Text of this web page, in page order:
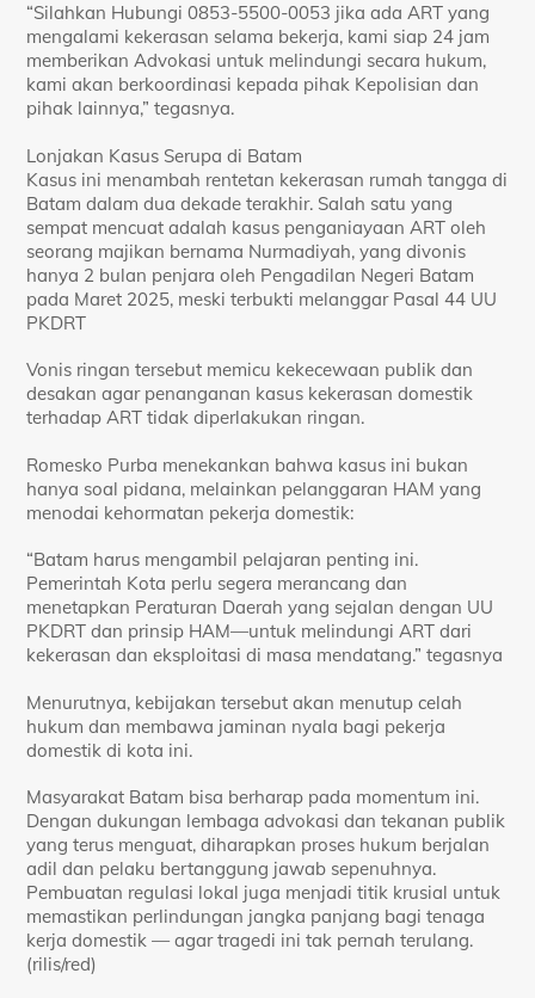
“Silahkan Hubungi 0853-5500-0053 jika ada ART yang
mengalami kekerasan selama bekerja, kami siap 24 jam
memberikan Advokasi untuk melindungi secara hukum,
kami akan berkoordinasi kepada pihak Kepolisian dan
pihak lainnya,” tegasnya.
Lonjakan Kasus Serupa di Batam
Kasus ini menambah rentetan kekerasan rumah tangga di
Batam dalam dua dekade terakhir. Salah satu yang
sempat mencuat adalah kasus penganiayaan ART oleh
seorang majikan bernama Nurmadiyah, yang divonis
hanya 2 bulan penjara oleh Pengadilan Negeri Batam
pada Maret 2025, meski terbukti melanggar Pasal 44 UU
PKDRT
Vonis ringan tersebut memicu kekecewaan publik dan
desakan agar penanganan kasus kekerasan domestik
terhadap ART tidak diperlakukan ringan.
Romesko Purba menekankan bahwa kasus ini bukan
hanya soal pidana, melainkan pelanggaran HAM yang
menodai kehormatan pekerja domestik:
“Batam harus mengambil pelajaran penting ini.
Pemerintah Kota perlu segera merancang dan
menetapkan Peraturan Daerah yang sejalan dengan UU
PKDRT dan prinsip HAM—untuk melindungi ART dari
kekerasan dan eksploitasi di masa mendatang.” tegasnya
Menurutnya, kebijakan tersebut akan menutup celah
hukum dan membawa jaminan nyala bagi pekerja
domestik di kota ini.
Masyarakat Batam bisa berharap pada momentum ini.
Dengan dukungan lembaga advokasi dan tekanan publik
yang terus menguat, diharapkan proses hukum berjalan
adil dan pelaku bertanggung jawab sepenuhnya.
Pembuatan regulasi lokal juga menjadi titik krusial untuk
memastikan perlindungan jangka panjang bagi tenaga
kerja domestik — agar tragedi ini tak pernah terulang.
(rilis/red)